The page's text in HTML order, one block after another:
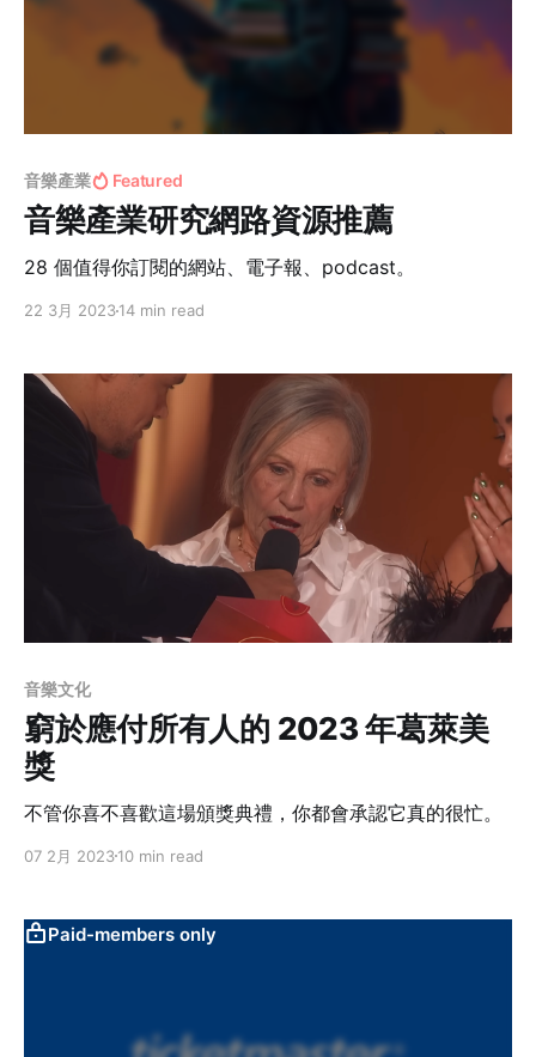
音樂產業 Featured
音樂產業研究網路資源推薦
28 個值得你訂閱的網站、電子報、podcast。
22 3月 202314 min read
音樂文化
窮於應付所有人的 2023 年葛萊美
獎
不管你喜不喜歡這場頒獎典禮，你都會承認它真的很忙。
07 2月 202310 min read
Paid-members only